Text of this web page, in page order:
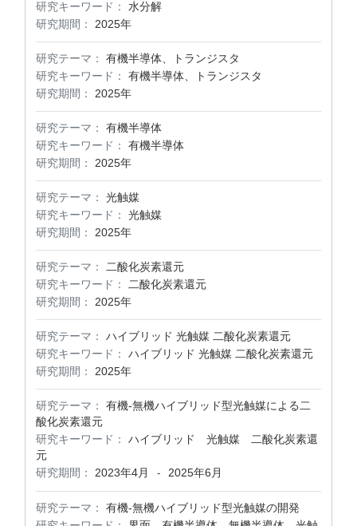
研究キーワード：
水分解
研究期間：
2025年
研究テーマ：
有機半導体、トランジスタ
研究キーワード：
有機半導体、トランジスタ
研究期間：
2025年
研究テーマ：
有機半導体
研究キーワード：
有機半導体
研究期間：
2025年
研究テーマ：
光触媒
研究キーワード：
光触媒
研究期間：
2025年
研究テーマ：
二酸化炭素還元
研究キーワード：
二酸化炭素還元
研究期間：
2025年
研究テーマ：
ハイブリッド 光触媒 二酸化炭素還元
研究キーワード：
ハイブリッド 光触媒 二酸化炭素還元
研究期間：
2025年
研究テーマ：
有機‐無機ハイブリッド型光触媒による二
酸化炭素還元
研究キーワード：
ハイブリッド 光触媒 二酸化炭素還
元
研究期間：
2023年4月 - 2025年6月
研究テーマ：
有機‐無機ハイブリッド型光触媒の開発